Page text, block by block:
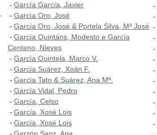
- García García, Javier
- García Oro, José
- García Oro, José & Portela Silva, Mª José
- García Quintáns, Modesto e García
Centeno, Nieves
- García Quintela, Marco V.
- García Suárez, Xoán F.
- García Tato & Suárez, Ana Mª.
- García Vidal, Pedro
- García, Celso
- García, Xosé Lois
- García, Xosé Lois
-
-
-
-
-
-
-
-
-
-
-
-